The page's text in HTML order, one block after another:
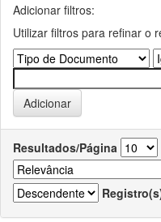
Adicionar filtros:
Utilizar filtros para refinar o
Resultados/Página